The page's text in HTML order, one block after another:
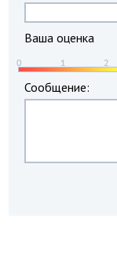
Ваша оценка
Сообщение: